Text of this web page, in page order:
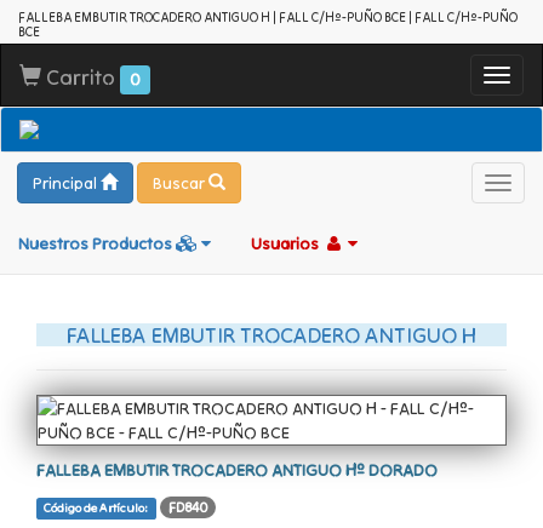
FALLEBA EMBUTIR TROCADERO ANTIGUO H | FALL C/Hº-PUÑO BCE | FALL C/Hº-PUÑO
BCE
Carrito 0
Principal Buscar
Nuestros Productos Usuarios
FALLEBA EMBUTIR TROCADERO ANTIGUO H
FALLEBA EMBUTIR TROCADERO ANTIGUO Hº DORADO
Código de Artículo: FD840